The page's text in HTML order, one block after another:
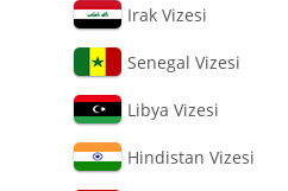
Irak Vizesi
Senegal Vizesi
Libya Vizesi
Hindistan Vizesi